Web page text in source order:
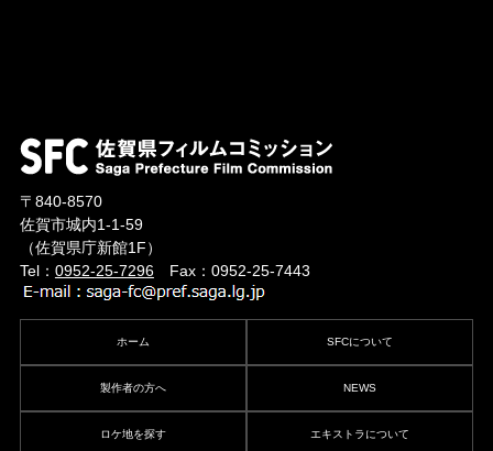
〒840-8570
佐賀市城内1-1-59
（佐賀県庁新館1F）
Tel： 0952-25-7296Fax：0952-25-7443
ホーム SFCについて
製作者の方へ NEWS
ロケ地を探す エキストラについて